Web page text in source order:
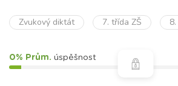
Zvukový diktát 7. třída ZŠ
0% Prům. úspěšnost